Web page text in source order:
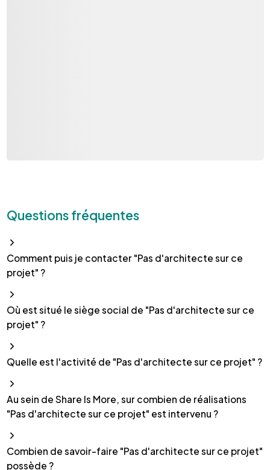
Questions fréquentes
Comment puis je contacter "Pas d'architecte sur ce
projet" ?
Où est situé le siège social de "Pas d'architecte sur ce
projet" ?
Quelle est l'activité de "Pas d'architecte sur ce projet" ?
Au sein de Share Is More, sur combien de réalisations
"Pas d'architecte sur ce projet" est intervenu ?
Combien de savoir-faire "Pas d'architecte sur ce projet"
possède ?